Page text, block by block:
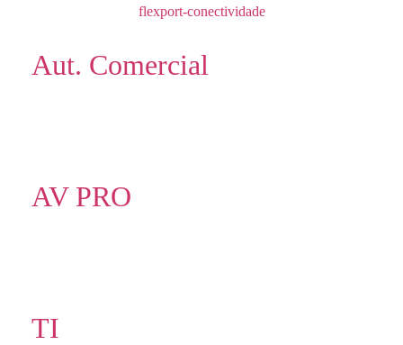
Aut. Comercial
AV PRO
TI